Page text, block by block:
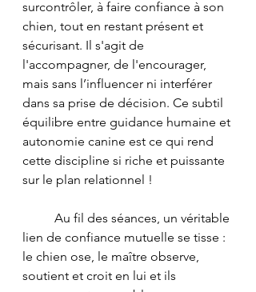
surcontrôler, à faire confiance à son
chien, tout en restant présent et
sécurisant. Il s'agit de
l'accompagner, de l'encourager,
mais sans l’influencer ni interférer
dans sa prise de décision. Ce subtil
équilibre entre guidance humaine et
autonomie canine est ce qui rend
cette discipline si riche et puissante
sur le plan relationnel !
lien de confiance mutuelle se tisse :
le chien ose, le maître observe,
soutient et croit en lui et ils